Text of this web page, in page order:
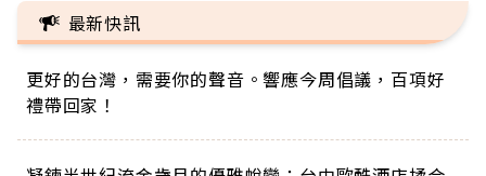
最新快訊
更好的台灣，需要你的聲音。響應今周倡議，百項好
禮帶回家！